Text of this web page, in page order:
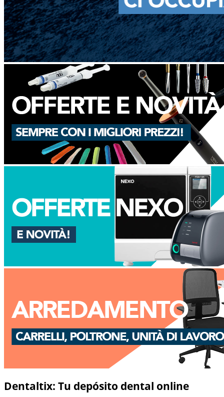
Dentaltix: Tu depósito dental online